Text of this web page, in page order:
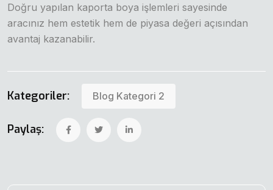
Doğru yapılan kaporta boya işlemleri sayesinde
aracınız hem estetik hem de piyasa değeri açısından
avantaj kazanabilir.
Kategoriler: Blog Kategori 2
Paylaş: